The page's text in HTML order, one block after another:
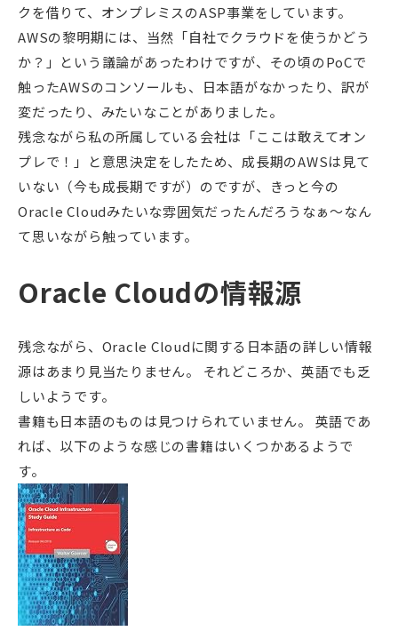
クを借りて、オンプレミスのASP事業をしています。
AWSの黎明期には、当然「自社でクラウドを使うかどう
か？」という議論があったわけですが、その頃のPoCで
触ったAWSのコンソールも、日本語がなかったり、訳が
変だったり、みたいなことがありました。
残念ながら私の所属している会社は「ここは敢えてオン
プレで！」と意思決定をしたため、成長期のAWSは見て
いない（今も成長期ですが）のですが、きっと今の
Oracle Cloudみたいな雰囲気だったんだろうなぁ〜なん
て思いながら触っています。
Oracle Cloudの情報源
残念ながら、Oracle Cloudに関する日本語の詳しい情報
源はあまり見当たりません。 それどころか、英語でも乏
しいようです。
書籍も日本語のものは見つけられていません。 英語であ
れば、以下のような感じの書籍はいくつかあるようで
す。